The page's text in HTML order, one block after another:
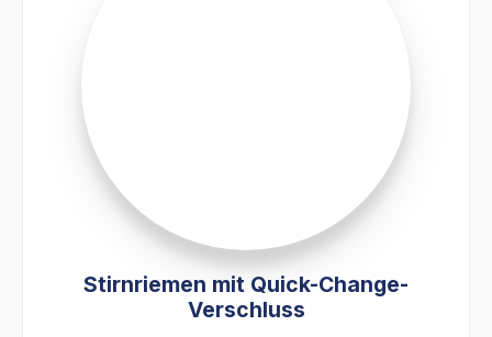
Stirnriemen mit Quick-Change-
Verschluss